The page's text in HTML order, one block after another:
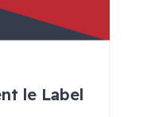
le Label